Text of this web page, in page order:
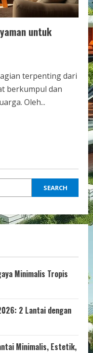
untuk
terpenting dari
berkumpul dan
Oleh...
SEARCH
Minimalis Tropis
2 Lantai dengan
Minimalis, Estetik,